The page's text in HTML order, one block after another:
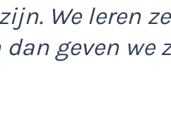
We leren
dan geven we